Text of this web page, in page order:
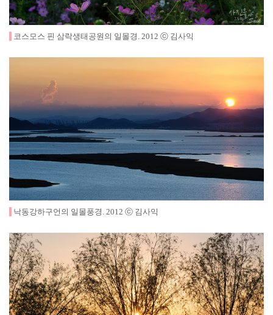
코스모스 핀 삼락생태공원의 일몰경 . 2012 ⓒ 김사익
낙동강하구언의 일몰풍경 . 2012 ⓒ 김사익